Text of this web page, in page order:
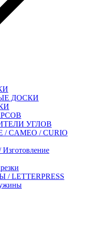
ДОСКИ
УГЛОВ
CAMEO / CURIO
LETTERPRESS